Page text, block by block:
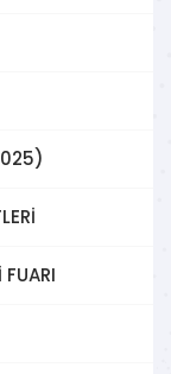
FUARI